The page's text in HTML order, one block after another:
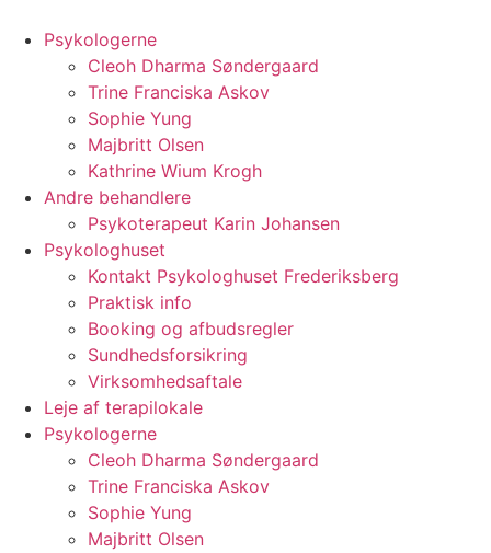
Psykologerne
Cleoh Dharma Søndergaard
Trine Franciska Askov
Sophie Yung
Majbritt Olsen
Kathrine Wium Krogh
Andre behandlere
Psykoterapeut Karin Johansen
Psykologhuset
Kontakt Psykologhuset Frederiksberg
Praktisk info
Booking og afbudsregler
Sundhedsforsikring
Virksomhedsaftale
Leje af terapilokale
Psykologerne
Cleoh Dharma Søndergaard
Trine Franciska Askov
Sophie Yung
Majbritt Olsen